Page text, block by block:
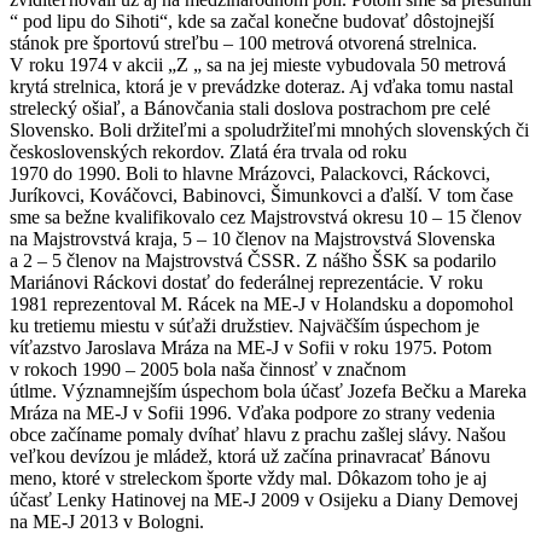
“ pod lipu do Sihoti“, kde sa začal konečne budovať dôstojnejší
stánok pre športovú streľbu – 100 metrová otvorená strelnica.
V roku 1974 v akcii „Z „ sa na jej mieste vybudovala 50 metrová
krytá strelnica, ktorá je v prevádzke doteraz. Aj vďaka tomu nastal
strelecký ošiaľ, a Bánovčania stali doslova postrachom pre celé
Slovensko. Boli držiteľmi a spoludržiteľmi mnohých slovenských či
československých rekordov. Zlatá éra trvala od roku
1970 do 1990. Boli to hlavne Mrázovci, Palackovci, Ráckovci,
Juríkovci, Kováčovci, Babinovci, Šimunkovci a ďalší. V tom čase
sme sa bežne kvalifikovalo cez Majstrovstvá okresu 10 – 15 členov
na Majstrovstvá kraja, 5 – 10 členov na Majstrovstvá Slovenska
a 2 – 5 členov na Majstrovstvá ČSSR. Z nášho ŠSK sa podarilo
Mariánovi Ráckovi dostať do federálnej reprezentácie. V roku
1981 reprezentoval M. Rácek na ME-J v Holandsku a dopomohol
ku tretiemu miestu v súťaži družstiev. Najväčším úspechom je
víťazstvo Jaroslava Mráza na ME-J v Sofii v roku 1975. Potom
v rokoch 1990 – 2005 bola naša činnosť v značnom
útlme. Významnejším úspechom bola účasť Jozefa Bečku a Mareka
Mráza na ME-J v Sofii 1996. Vďaka podpore zo strany vedenia
obce začíname pomaly dvíhať hlavu z prachu zašlej slávy. Našou
veľkou devízou je mládež, ktorá už začína prinavracať Bánovu
meno, ktoré v streleckom športe vždy mal. Dôkazom toho je aj
účasť Lenky Hatinovej na ME-J 2009 v Osijeku a Diany Demovej
na ME-J 2013 v Bologni.